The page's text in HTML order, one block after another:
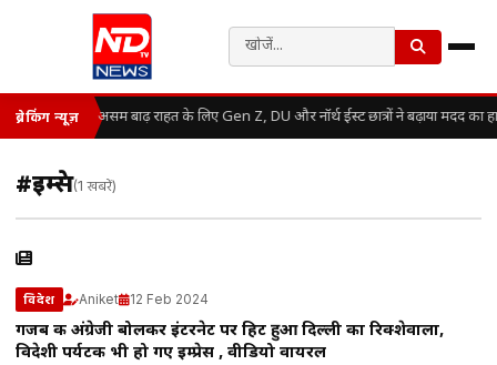
ब्रेकिंग न्यूज़ असम बाढ़ राहत के लिए Gen Z, DU और नॉर्थ ईस्ट छात्रों ने बढ़ाया मदद का
#इम्प्रेस(1 खबरें)
विदेश Aniket 12 Feb 2024
गजब की अंग्रेजी बोलकर इंटरनेट पर हिट हुआ दिल्ली का रिक्शेवाला,
विदेशी पर्यटक भी हो गए इम्प्रेस , वीडियो वायरल